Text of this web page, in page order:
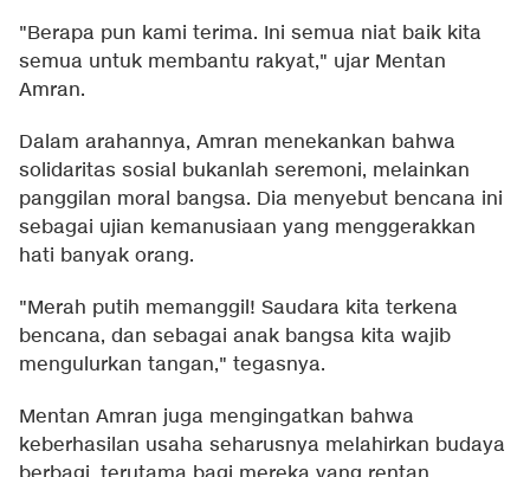
"Berapa pun kami terima. Ini semua niat baik kita
semua untuk membantu rakyat," ujar Mentan
Amran.
Dalam arahannya, Amran menekankan bahwa
solidaritas sosial bukanlah seremoni, melainkan
panggilan moral bangsa. Dia menyebut bencana ini
sebagai ujian kemanusiaan yang menggerakkan
hati banyak orang.
"Merah putih memanggil! Saudara kita terkena
bencana, dan sebagai anak bangsa kita wajib
mengulurkan tangan," tegasnya.
Mentan Amran juga mengingatkan bahwa
keberhasilan usaha seharusnya melahirkan budaya